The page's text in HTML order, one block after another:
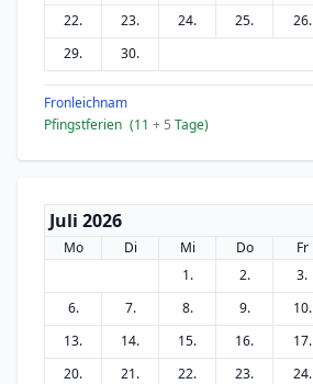
22. 23. 24. 25. 26.
29.
30.
Fronleichnam
Pfingstferien (11 + 5 Tage)
Juli 2026
Mo Di Mi Do Fr
1.
2. 3.
6.
7. 8. 9. 10.
13.
14. 15. 16. 17.
20.
21. 22. 23. 24.